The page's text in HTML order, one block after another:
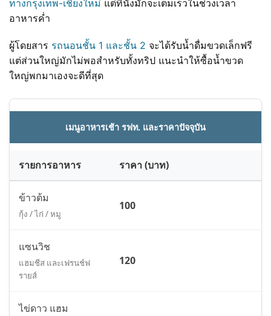
ทางกรุงเทพ-เชียงใหม่ แต่ที่นั่งมักจะเต็มเร็วในช่วงเวลา
อาหารค่ำ
ผู้โดยสาร รถนอนชั้น 1 และชั้น 2 จะได้รับน้ำดื่มขวดเล็กฟรี
แต่ส่วนใหญ่มักไม่พอสำหรับทั้งทริป แนะนำให้ซื้อน้ำขวด
ใหญ่พกมาเองจะดีที่สุด
เมนูอาหารเช้า รฟท. และราคาปัจจุบัน
รายการอาหาร ราคา (บาท)
ข้าวต้ม
กุ้ง / ไก่ / หมู
100
แซนวิช
แฮมชีส และเฟรนช์ฟ
รายส์
120
ไข่ดาว แฮม